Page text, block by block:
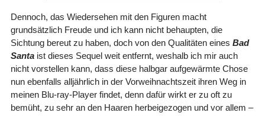
Dennoch, das Wiedersehen mit den Figuren macht
grundsätzlich Freude und ich kann nicht behaupten, die
Sichtung bereut zu haben, doch von den Qualitäten eines Bad
Santaist dieses Sequel weit entfernt, weshalb ich mir auch
nicht vorstellen kann, dass diese halbgar aufgewärmte Chose
nun ebenfalls alljährlich in der Vorweihnachtszeit ihren Weg in
meinen Blu-ray-Player findet, denn dafür wirkt er zu oft zu
bemüht, zu sehr an den Haaren herbeigezogen und vor allem –